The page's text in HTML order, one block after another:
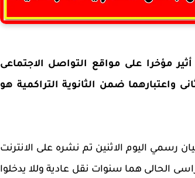
مؤخرا على مواقع التواصل الاجتماعى
واعتبارهما ضمن الثانوية التراكمية هو
رسمي اليوم الاثنين تم نشره على الانترنت
الحالى هما سنوات نقل عادية وللا يدخلوا